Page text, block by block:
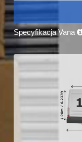
Specyfikacja Vana